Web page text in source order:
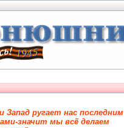
Запад ругает нас последним
значит мы всё делаем